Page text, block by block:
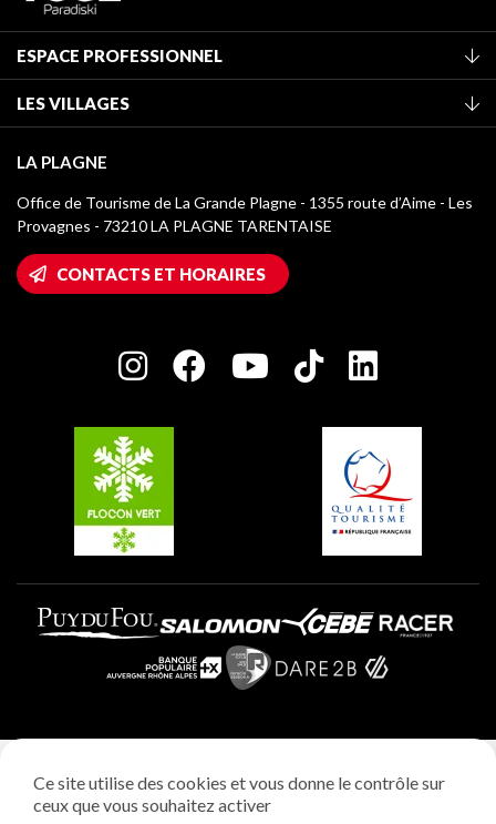
ESPACE PROFESSIONNEL
Classement des meublés
Taxe de séjour
Médiathèque
Logos La Plagne
Accès Wifi
Maison des Propriétaires
Charte des Acteurs Engagés
LES VILLAGES
Montchavin - Les Coches
Champagny-en-Vanoise
Plagne 1800
Plagne Villages
Plagne Aime 2000
LA PLAGNE
Office de Tourisme de La Grande Plagne - 1355 route d’Aime - Les
Provagnes - 73210 LA PLAGNE TARENTAISE
CONTACTS ET HORAIRES
Ce site utilise des cookies et vous donne le contrôle sur
ceux que vous souhaitez activer